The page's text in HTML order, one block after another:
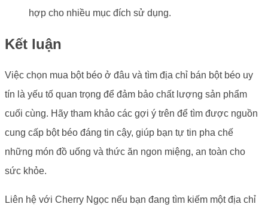
hợp cho nhiều mục đích sử dụng.
Kết luận
Việc chọn mua bột béo ở đâu và tìm địa chỉ bán bột béo uy
tín là yếu tố quan trọng để đảm bảo chất lượng sản phẩm
cuối cùng. Hãy tham khảo các gợi ý trên để tìm được nguồn
cung cấp bột béo đáng tin cậy, giúp bạn tự tin pha chế
những món đồ uống và thức ăn ngon miệng, an toàn cho
sức khỏe.
Liên hệ với Cherry Ngọc nếu bạn đang tìm kiếm một địa chỉ